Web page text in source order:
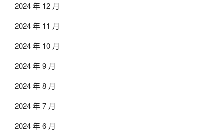
2024 年 12 月
2024 年 11 月
2024 年 10 月
2024 年 9 月
2024 年 8 月
2024 年 7 月
2024 年 6 月